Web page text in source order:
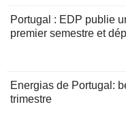
Portugal : EDP publie
premier semestre et
Energias de Portugal:
trimestre